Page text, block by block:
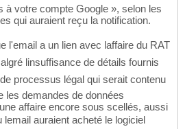
à votre compte Google », selon les
qui auraient reçu la notification.
l'email a un lien avec laffaire du RAT
linsuffisance de détails fournis
processus légal qui serait contenu
les demandes de données
affaire encore sous scellés, aussi
auraient acheté le logiciel